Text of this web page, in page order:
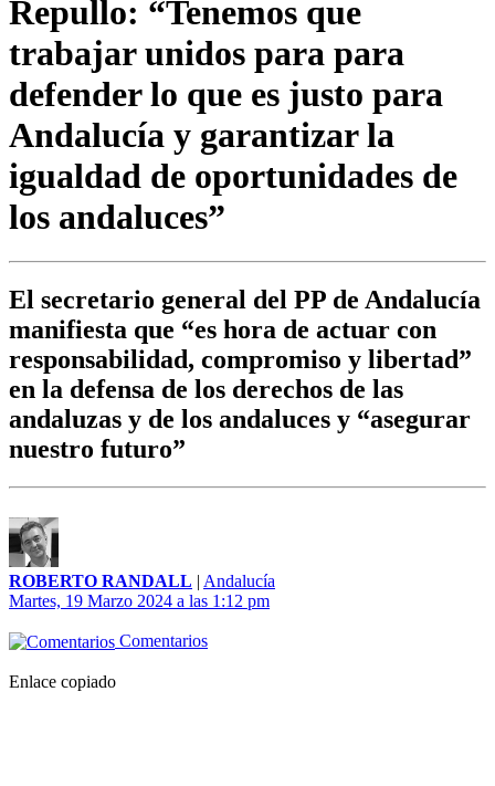
Repullo: “Tenemos que
trabajar unidos para para
defender lo que es justo para
Andalucía y garantizar la
igualdad de oportunidades de
los andaluces”
El secretario general del PP de Andalucía
manifiesta que “es hora de actuar con
responsabilidad, compromiso y libertad”
en la defensa de los derechos de las
andaluzas y de los andaluces y “asegurar
nuestro futuro”
ROBERTO RANDALL | Andalucía
Martes, 19 Marzo 2024 a las 1:12 pm
Comentarios
Enlace copiado